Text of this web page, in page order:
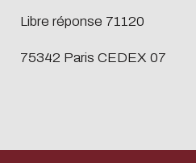
Libre réponse 71120
75342 Paris CEDEX 07